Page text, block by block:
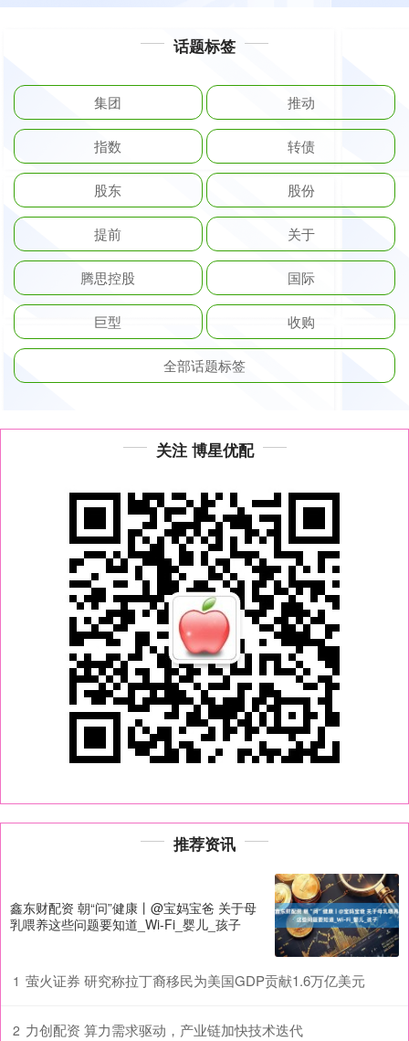
话题标签
集团 推动
指数 转债
股东 股份
提前 关于
腾思控股 国际
巨型 收购
全部话题标签
关注 博星优配
推荐资讯
鑫东财配资 朝“问”健康丨@宝妈宝爸 关于母
乳喂养这些问题要知道_Wi-Fi_婴儿_孩子
1 萤火证券 研究称拉丁裔移民为美国GDP贡献1.6万亿美元
2 力创配资 算力需求驱动，产业链加快技术迭代